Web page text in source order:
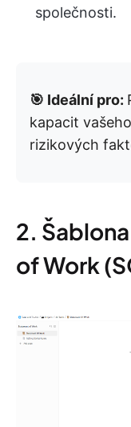
společnosti.
🎯 Ideální pro:
kapacit
rizikových
2.
of Work